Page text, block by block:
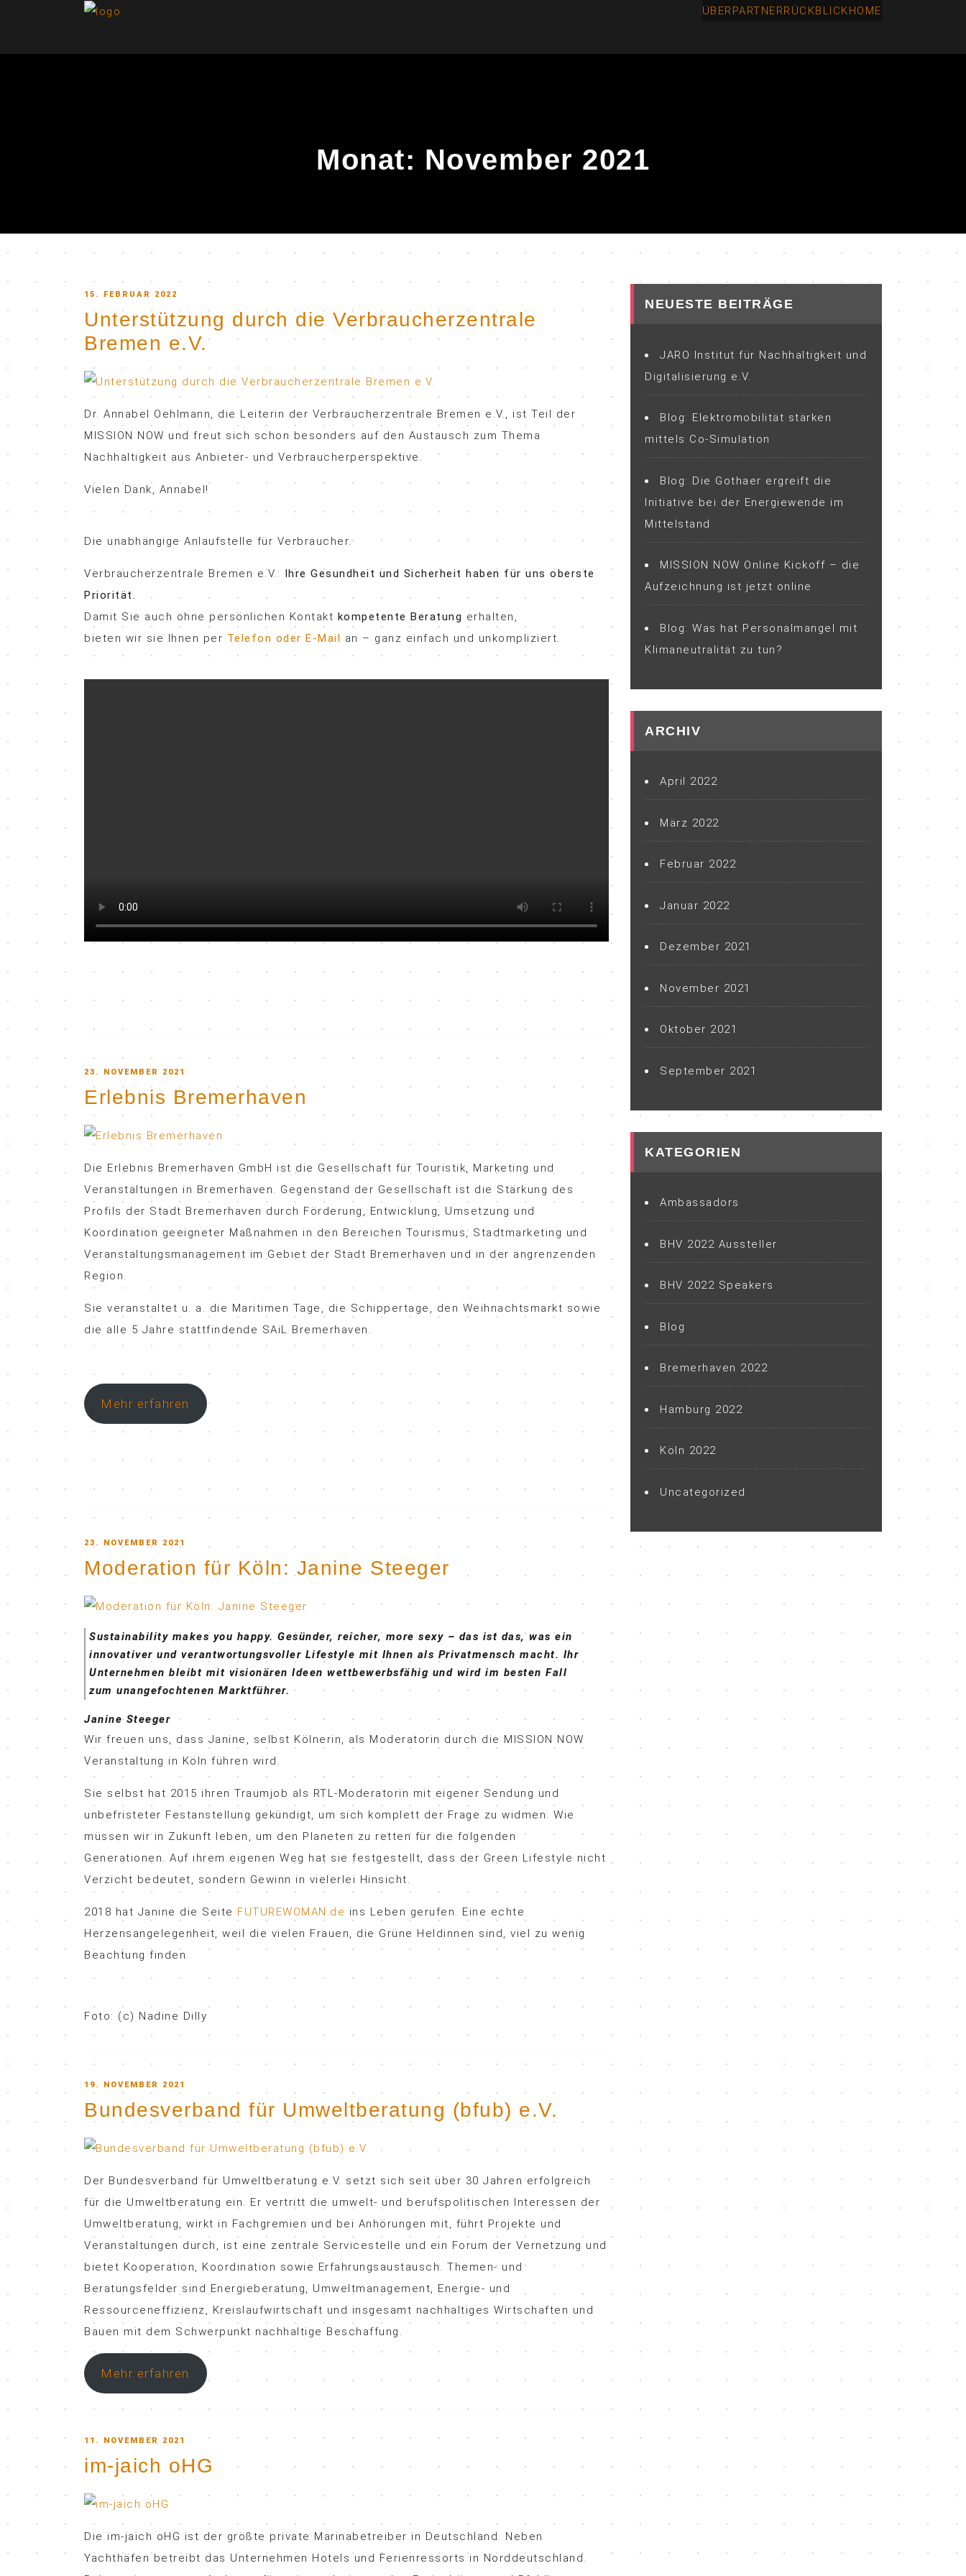
HOME
RÜCKBLICK
PARTNER
ÜBER
Monat: November 2021
POSTED
ON
15. FEBRUAR 2022
Unterstützung durch die Verbraucherzentrale
Bremen e.V.
Dr. Annabel Oehlmann, die Leiterin der Verbraucherzentrale Bremen e.V., ist Teil der
MISSION NOW und freut sich schon besonders auf den Austausch zum Thema
Nachhaltigkeit aus Anbieter- und Verbraucherperspektive.
Vielen Dank, Annabel!
Die unabhängige Anlaufstelle für Verbraucher.
Verbraucherzentrale Bremen e.V.: Ihre Gesundheit und Sicherheit haben für uns oberste
Priorität.
Damit Sie auch ohne persönlichen Kontakt kompetente Beratung erhalten,
bieten wir sie Ihnen per Telefon oder E-Mail an – ganz einfach und unkompliziert.
POSTED
ON
23. NOVEMBER 2021
Erlebnis Bremerhaven
Die Erlebnis Bremerhaven GmbH ist die Gesellschaft für Touristik, Marketing und
Veranstaltungen in Bremerhaven. Gegenstand der Gesellschaft ist die Stärkung des
Profils der Stadt Bremerhaven durch Förderung, Entwicklung, Umsetzung und
Koordination geeigneter Maßnahmen in den Bereichen Tourismus, Stadtmarketing und
Veranstaltungsmanagement im Gebiet der Stadt Bremerhaven und in der angrenzenden
Region.
Sie veranstaltet u. a. die Maritimen Tage, die Schippertage, den Weihnachtsmarkt sowie
die alle 5 Jahre stattfindende SAiL Bremerhaven.
Mehr erfahren
POSTED
ON
23. NOVEMBER 2021
Moderation für Köln: Janine Steeger
Sustainability makes you happy. Gesünder, reicher, more sexy – das ist das, was ein
innovativer und verantwortungsvoller Lifestyle mit Ihnen als Privatmensch macht. Ihr
Unternehmen bleibt mit visionären Ideen wettbewerbsfähig und wird im besten Fall
zum unangefochtenen Marktführer.
Janine Steeger
Wir freuen uns, dass Janine, selbst Kölnerin, als Moderatorin durch die MISSION NOW
Veranstaltung in Köln führen wird.
Sie selbst hat 2015 ihren Traumjob als RTL-Moderatorin mit eigener Sendung und
unbefristeter Festanstellung gekündigt, um sich komplett der Frage zu widmen: Wie
müssen wir in Zukunft leben, um den Planeten zu retten für die folgenden
Generationen. Auf ihrem eigenen Weg hat sie festgestellt, dass der Green Lifestyle nicht
Verzicht bedeutet, sondern Gewinn in vielerlei Hinsicht.
2018 hat Janine die Seite FUTUREWOMAN.de ins Leben gerufen. Eine echte
Herzensangelegenheit, weil die vielen Frauen, die Grüne Heldinnen sind, viel zu wenig
Beachtung finden.
Foto: (c) Nadine Dilly
POSTED
ON
19. NOVEMBER 2021
Bundesverband für Umweltberatung (bfub) e.V.
Der Bundesverband für Umweltberatung e.V. setzt sich seit über 30 Jahren erfolgreich
für die Umweltberatung ein. Er vertritt die umwelt- und berufspolitischen Interessen der
Umweltberatung, wirkt in Fachgremien und bei Anhörungen mit, führt Projekte und
Veranstaltungen durch, ist eine zentrale Servicestelle und ein Forum der Vernetzung und
bietet Kooperation, Koordination sowie Erfahrungsaustausch. Themen- und
Beratungsfelder sind Energieberatung, Umweltmanagement, Energie- und
Ressourceneffizienz, Kreislaufwirtschaft und insgesamt nachhaltiges Wirtschaften und
Bauen mit dem Schwerpunkt nachhaltige Beschaffung.
Mehr erfahren
POSTED
ON
11. NOVEMBER 2021
im-jaich oHG
Die im-jaich oHG ist der größte private Marinabetreiber in Deutschland. Neben
Yachthäfen betreibt das Unternehmen Hotels und Ferienressorts in Norddeutschland.
NEUESTE BEITRÄGE
JARO Institut für Nachhaltigkeit und
Digitalisierung e.V.
Blog: Elektromobilität stärken
mittels Co-Simulation
Blog: Die Gothaer ergreift die
Initiative bei der Energiewende im
Mittelstand
MISSION NOW Online Kickoff – die
Aufzeichnung ist jetzt online
Blog: Was hat Personalmangel mit
Klimaneutralität zu tun?
ARCHIV
April 2022
März 2022
Februar 2022
Januar 2022
Dezember 2021
November 2021
Oktober 2021
September 2021
KATEGORIEN
Ambassadors
BHV 2022 Aussteller
BHV 2022 Speakers
Blog
Bremerhaven 2022
Hamburg 2022
Köln 2022
Uncategorized